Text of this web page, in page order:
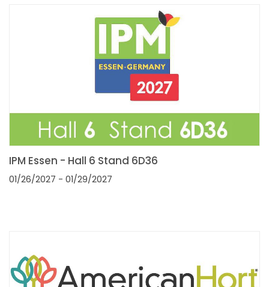
IPM Essen - Hall 6 Stand 6D36
01/26/2027 - 01/29/2027